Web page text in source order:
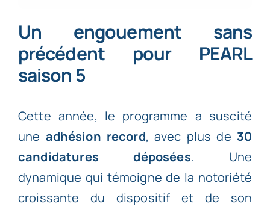
Un engouement sans
précédent pour PEARL
saison 5
Cette année, le programme a suscité
une adhésion record, avec plus de 30
candidatures déposées. Une
dynamique qui témoigne de la notoriété
croissante du dispositif et de son